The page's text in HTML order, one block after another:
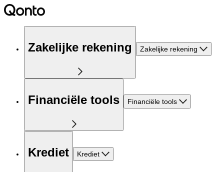
Zakelijke rekening Zakelijke rekening
Financiële tools Financiële tools
Krediet Krediet